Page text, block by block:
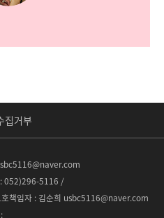
집거부
052)296-5116 /
책임자 : 김순희 usbc5116@naver.com